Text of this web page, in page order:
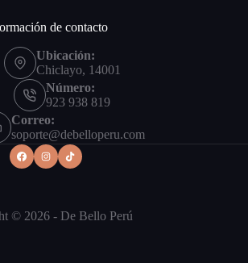
de contacto
Ubicación:
Chiclayo, 14001
Número:
923 938 819
Correo:
soporte@debelloperu.com
© 2026 - De Bello Perú